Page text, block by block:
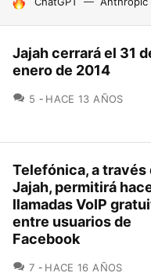
Jajah cerrará el 31
enero de 2014
5 COMENTARIOS
HACE 13 AÑOS
Telefónica, a través
Jajah, permitirá
llamadas VoIP
entre usuarios de
Facebook
7 COMENTARIOS
HACE 16 AÑOS